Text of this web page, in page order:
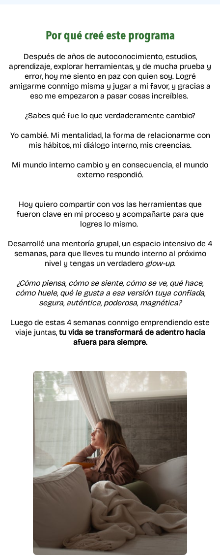
Por qué creé este programa
Después de años de autoconocimiento, estudios,
aprendizaje, explorar herramientas, y de mucha prueba y
error, hoy me siento en paz con quien soy. Logré
amigarme conmigo misma y jugar a mi favor, y gracias a
eso me empezaron a pasar cosas increíbles.
¿Sabes qué fue lo que verdaderamente cambio?
Yo cambié. Mi mentalidad, la forma de relacionarme con
mis hábitos, mi diálogo interno, mis creencias.
Mi mundo interno cambio y en consecuencia, el mundo
externo respondió.
Hoy quiero compartir con vos las herramientas que
fueron clave en mi proceso y acompañarte para que
logres lo mismo.
Desarrollé una mentoría grupal, un espacio intensivo de 4
semanas, para que lleves tu mundo interno al próximo
nivel y tengas un verdadero glow-up.
¿Cómo piensa, cómo se siente, cómo se ve, qué hace,
cómo huele, qué le gusta a esa versión tuya confiada,
segura, auténtica, poderosa, magnética?
Luego de estas 4 semanas conmigo emprendiendo este
viaje juntas,tu vida se transformará de adentro hacia
afuera para siempre.